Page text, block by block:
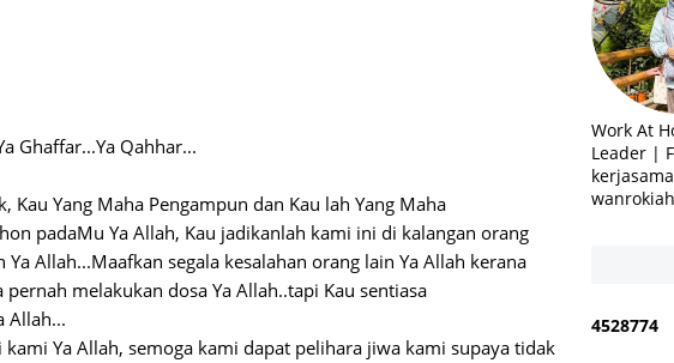
Ghaffar...Ya Qahhar...
Kau Yang Maha Pengampun dan Kau lah Yang Maha
padaMu Ya Allah, Kau jadikanlah kami ini di kalangan orang
Allah...Maafkan segala kesalahan orang lain Ya Allah kerana
melakukan dosa Ya Allah..tapi Kau sentiasa
Allah...
Ya Allah, semoga kami dapat pelihara jiwa kami supaya tidak
Work At
Leader |
4528774